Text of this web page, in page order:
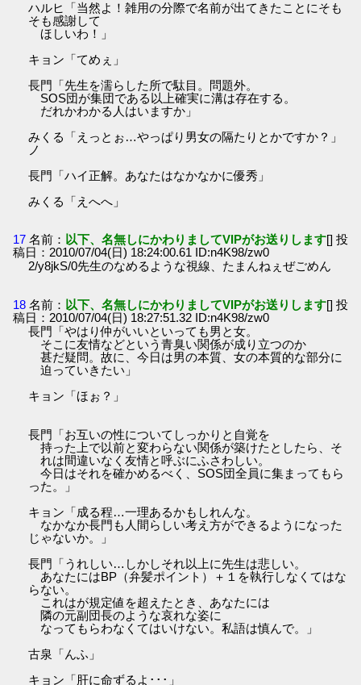
ハルヒ「当然よ！雑用の分際で名前が出てきたことにそも
そも感謝して
ほしいわ！」
キョン「てめぇ」
長門「先生を濡らした所で駄目。問題外。
SOS団が集団である以上確実に溝は存在する。
だれかわかる人はいますか」
みくる「えっとぉ…やっぱり男女の隔たりとかですか？」
ノ
長門「ハイ正解。あなたはなかなかに優秀」
みくる「えへへ」
17 名前： 以下、名無しにかわりましてVIPがお送りします[] 投
稿日：2010/07/04(日) 18:24:00.61 ID:n4K98/zw0
2/y8jkS/0先生のなめるような視線、たまんねぇぜごめん
18 名前： 以下、名無しにかわりましてVIPがお送りします[] 投
稿日：2010/07/04(日) 18:27:51.32 ID:n4K98/zw0
長門「やはり仲がいいといっても男と女。
そこに友情などという青臭い関係が成り立つのか
甚だ疑問。故に、今日は男の本質、女の本質的な部分に
迫っていきたい」
キョン「ほぉ？」
長門「お互いの性についてしっかりと自覚を
持った上で以前と変わらない関係が築けたとしたら、そ
れは間違いなく友情と呼ぶにふさわしい。
今日はそれを確かめるべく、SOS団全員に集まってもら
った。」
キョン「成る程…一理あるかもしれんな。
なかなか長門も人間らしい考え方ができるようになった
じゃないか。」
長門「うれしい…しかしそれ以上に先生は悲しい。
あなたにはBP（弁髪ポイント）＋１を執行しなくてはな
らない。
これはが規定値を超えたとき、あなたには
隣の元副団長のような哀れな姿に
なってもらわなくてはいけない。私語は慎んで。」
古泉「んふ」
キョン「肝に命ずるよ･･･」